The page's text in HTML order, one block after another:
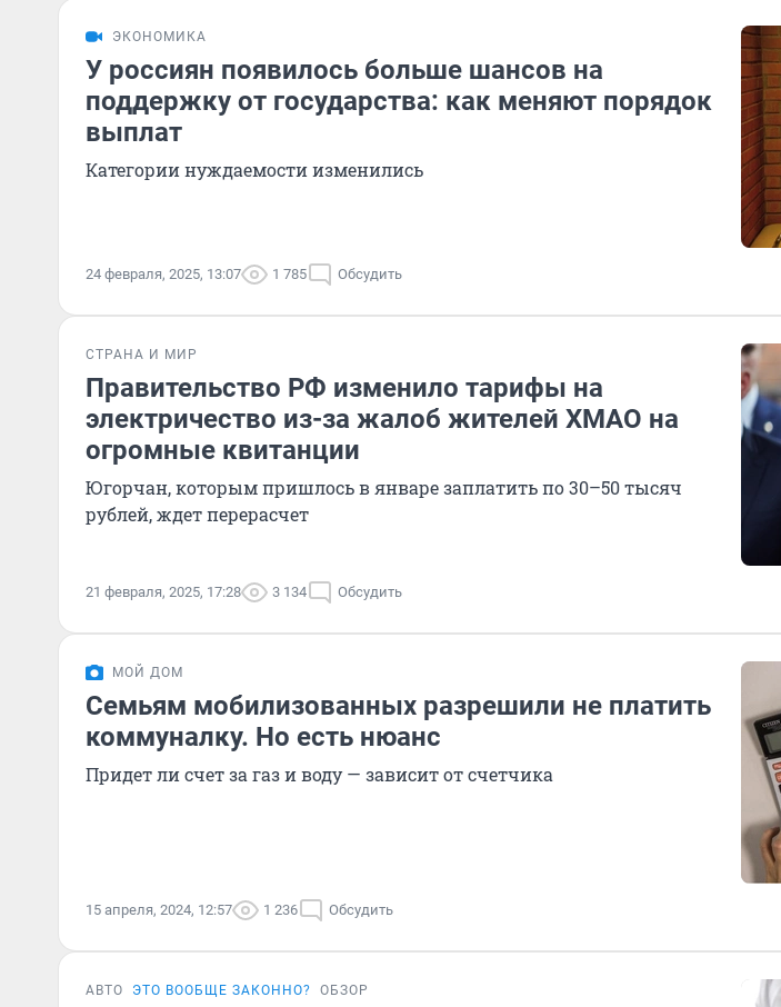
ЭКОНОМИКА
У россиян появилось больше шансов на
поддержку от государства: как меняют порядок
выплат
Категории нуждаемости изменились
24 февраля, 2025, 13:07 1 785 Обсудить
СТРАНА И МИР
Правительство РФ изменило тарифы на
электричество из-за жалоб жителей ХМАО на
огромные квитанции
Югорчан, которым пришлось в январе заплатить по 30–50 тысяч
рублей, ждет перерасчет
21 февраля, 2025, 17:28 3 134 Обсудить
МОЙ ДОМ
Семьям мобилизованных разрешили не платить
коммуналку. Но есть нюанс
Придет ли счет за газ и воду — зависит от счетчика
15 апреля, 2024, 12:57 1 236 Обсудить
АВТО ЭТО ВООБЩЕ ЗАКОННО? ОБЗОР